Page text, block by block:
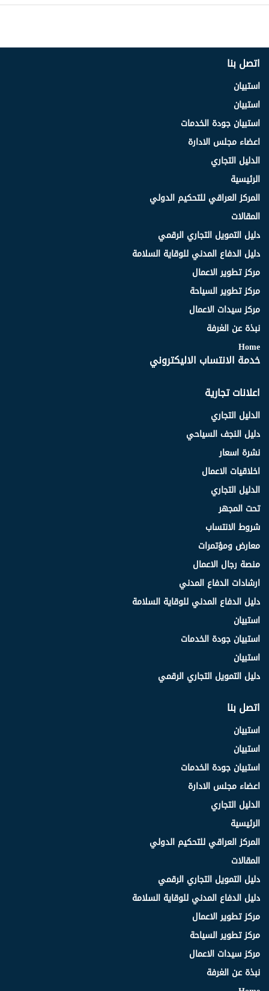
اتصل بنا
استبيان
استبيان
استبيان جودة الخدمات
اعضاء مجلس الادارة
الدليل التجاري
الرئيسية
المركز العراقي للتحكيم الدولي
المقالات
دليل التمويل التجاري الرقمي
دليل الدفاع المدني للوقاية السلامة
مركز تطوير الاعمال
مركز تطوير السياحة
مركز سيدات الاعمال
نبذة عن الغرفة
Home
خدمة الانتساب الاليكتروني
اعلانات تجارية
الدليل التجاري
دليل النجف السياحي
نشرة اسعار
اخلاقيات الاعمال
الدليل التجاري
تحت المجهر
شروط الانتساب
معارض ومؤتمرات
منصة رجال الاعمال
ارشادات الدفاع المدني
دليل الدفاع المدني للوقاية السلامة
استبيان
استبيان جودة الخدمات
استبيان
دليل التمويل التجاري الرقمي
اتصل بنا
استبيان
استبيان
استبيان جودة الخدمات
اعضاء مجلس الادارة
الدليل التجاري
الرئيسية
المركز العراقي للتحكيم الدولي
المقالات
دليل التمويل التجاري الرقمي
دليل الدفاع المدني للوقاية السلامة
مركز تطوير الاعمال
مركز تطوير السياحة
مركز سيدات الاعمال
نبذة عن الغرفة